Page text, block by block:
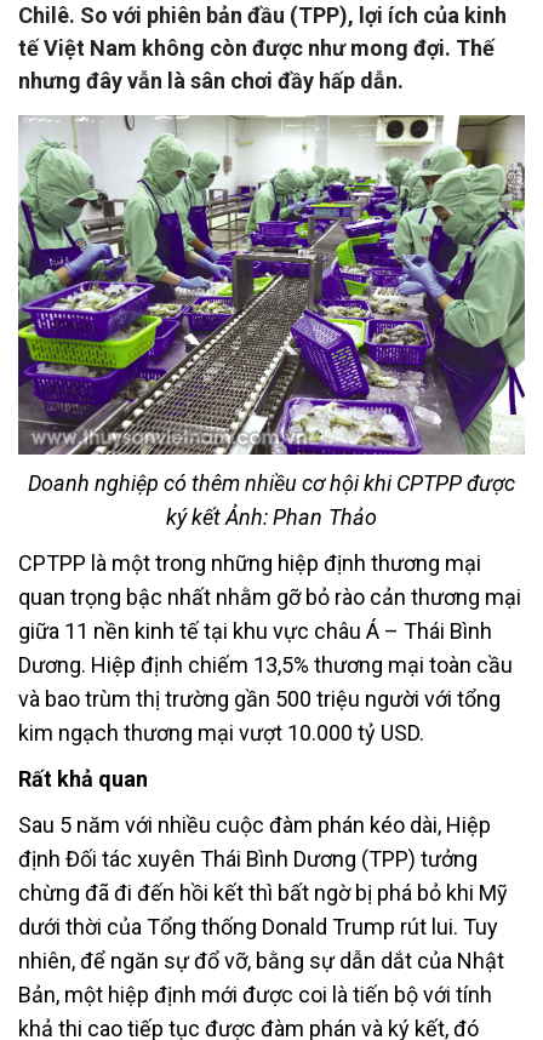
Chilê. So với phiên bản đầu (TPP), lợi ích của kinh
tế Việt Nam không còn được như mong đợi. Thế
nhưng đây vẫn là sân chơi đầy hấp dẫn.
Doanh nghiệp có thêm nhiều cơ hội khi CPTPP được
ký kết Ảnh: Phan Thảo
CPTPP là một trong những hiệp định thương mại
quan trọng bậc nhất nhằm gỡ bỏ rào cản thương mại
giữa 11 nền kinh tế tại khu vực châu Á – Thái Bình
Dương. Hiệp định chiếm 13,5% thương mại toàn cầu
và bao trùm thị trường gần 500 triệu người với tổng
kim ngạch thương mại vượt 10.000 tỷ USD.
Rất khả quan
Sau 5 năm với nhiều cuộc đàm phán kéo dài, Hiệp
định Đối tác xuyên Thái Bình Dương (TPP) tưởng
chừng đã đi đến hồi kết thì bất ngờ bị phá bỏ khi Mỹ
dưới thời của Tổng thống Donald Trump rút lui. Tuy
nhiên, để ngăn sự đổ vỡ, bằng sự dẫn dắt của Nhật
Bản, một hiệp định mới được coi là tiến bộ với tính
khả thi cao tiếp tục được đàm phán và ký kết, đó